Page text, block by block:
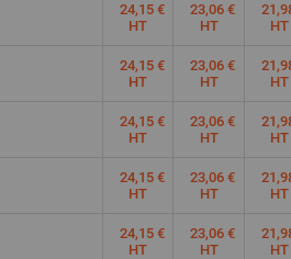
24,15 €
HT
23,06 €
HT
HT
24,15 €
HT
23,06 €
HT
HT
24,15 €
HT
23,06 €
HT
HT
24,15 €
HT
23,06 €
HT
HT
24,15 €
HT
23,06 €
HT
HT